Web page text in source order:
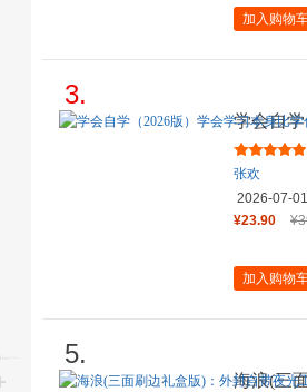
加入购物
3.
学会自
么都重要
张欢
2026-07-01
¥23.90
加入购物
5.
海浪(三